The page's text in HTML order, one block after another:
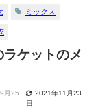
ミックス
ケットのメ
月25
2021年11月23
日